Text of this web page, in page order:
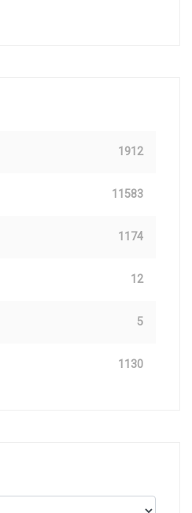
1912
11583
1174
12
5
1130